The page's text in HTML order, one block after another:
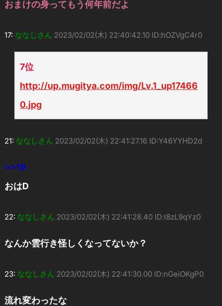
おまけの身ってもう何年前だよ
17: ななしさん 2023/02/02(木) 22:40:42.10 ID:hOZVgC4r0
7位
http://up.mugitya.com/img/Lv.1_up17466
0.jpg
21: ななしさん 2023/02/02(木) 22:41:27.16 ID:Y46YYHD2d
>>19
おはD
22: ななしさん 2023/02/02(木) 22:41:28.40 ID:l8zL9qYz0
なんか雲行き怪しくなってないか？
23: ななしさん 2023/02/02(木) 22:41:30.00 ID:nGeiOKgP0
流れ変わったな